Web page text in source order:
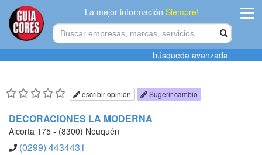
La mejor informaciónSiempre!
Agregar
búsqueda avanzada
escribir opinión Sugerir cambio
DECORACIONES LA MODERNA
Alcorta 175 - (8300) Neuquén
(0299) 4434431